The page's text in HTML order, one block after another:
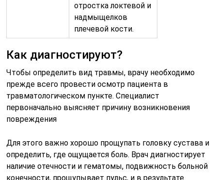
отростка локтевой и
надмыщелков
плечевой кости.
Как диагностируют?
Чтобы определить вид травмы, врачу необходимо
прежде всего провести осмотр пациента в
травматологическом пункте. Специалист
первоначально выясняет причину возникновения
повреждения
Для этого важно хорошо прощупать головку сустава и
определить, где ощущается боль. Врач диагностирует
наличие отечности и гематомы, подвижность больной
конечности, прощупывает пульс, и в результате